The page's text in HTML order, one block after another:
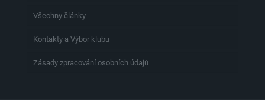
Všechny články
Kontakty a Výbor klubu
Zásady zpracování osobních údajů